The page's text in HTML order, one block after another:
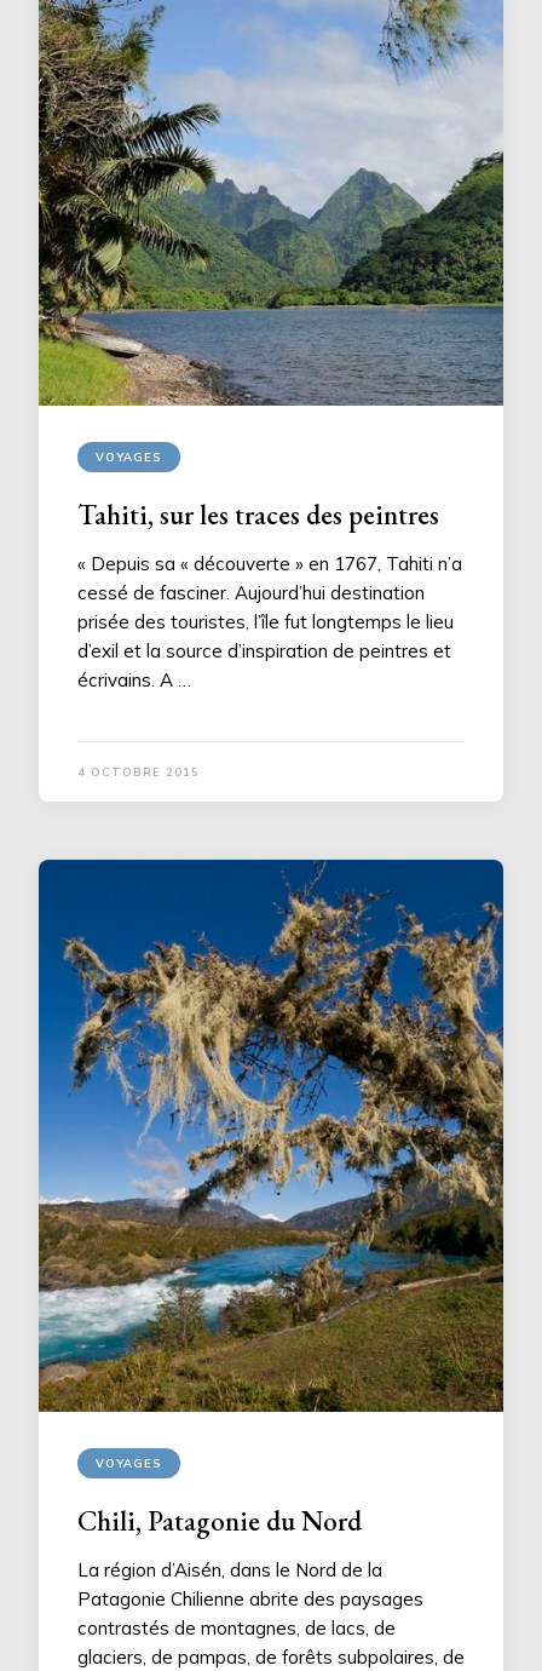
VOYAGES
Tahiti, sur les traces des peintres
« Depuis sa « découverte » en 1767, Tahiti n’a
cessé de fasciner. Aujourd’hui destination
prisée des touristes, l’île fut longtemps le lieu
d’exil et la source d’inspiration de peintres et
écrivains. A …
4 OCTOBRE 2015
VOYAGES
Chili, Patagonie du Nord
La région d’Aisén, dans le Nord de la
Patagonie Chilienne abrite des paysages
contrastés de montagnes, de lacs, de
glaciers, de pampas, de forêts subpolaires, de